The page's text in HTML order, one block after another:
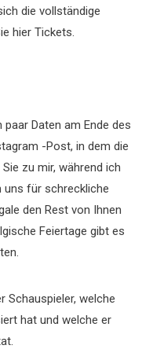
die vollständige
hier Tickets.
Daten am Ende des
-Post, in dem die
zu mir, während ich
uns für schreckliche
den Rest von Ihnen
Feiertage gibt es
Schauspieler, welche
hat und welche er